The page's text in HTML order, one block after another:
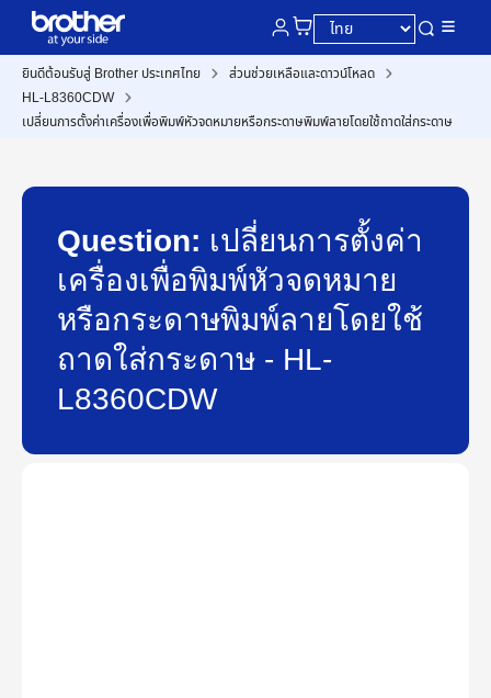
ยินดีต้อนรับสู่ Brother ประเทศไทย
ส่วนช่วยเหลือและดาวน์โหลด
HL-L8360CDW
เปลี่ยนการตั้งค่าเครื่องเพื่อพิมพ์หัวจดหมายหรือกระดาษพิมพ์ลายโดยใช้ถาดใส่กระดาษ
Question: เปลี่ยนการตั้งค่า
เครื่องเพื่อพิมพ์หัวจดหมาย
หรือกระดาษพิมพ์ลายโดยใช้
ถาดใส่กระดาษ - HL-
L8360CDW